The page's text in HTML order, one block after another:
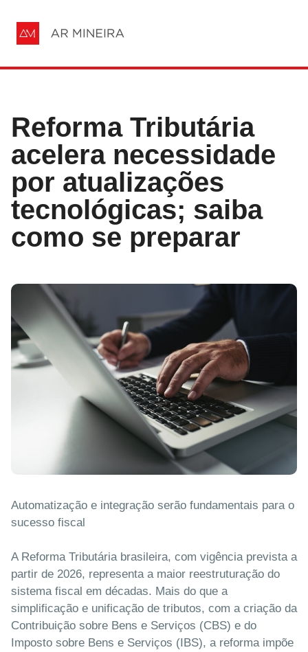
Reforma Tributária
acelera necessidade
por atualizações
tecnológicas; saiba
como se preparar
Automatização e integração serão fundamentais para o
sucesso fiscal
A Reforma Tributária brasileira, com vigência prevista a
partir de 2026, representa a maior reestruturação do
sistema fiscal em décadas. Mais do que a
simplificação e unificação de tributos, com a criação da
Contribuição sobre Bens e Serviços (CBS) e do
Imposto sobre Bens e Serviços (IBS), a reforma impõe